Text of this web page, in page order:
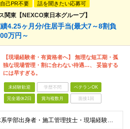
自己PR不要 話を聞きたい応募可
東【NEXCO東日本グループ】
4.25ヶ月分/住居手当(最大7～8割負
万円～
【現場経験者・有資格者へ】 無理な短工期・孤
独な現場管理・割に合わない待遇…、 妥協する
には早すぎる。
未経験歓迎 学歴不問 ベテランOK
完全週休2日 賞与複数月 面接1回
【土木系学部出身者・施工管理技士・現場経験者優遇！】 ■高卒以上 ■普通自動車運転免許（AT限定可）をお持ちの方 《 下記いずれかに該当する方歓迎 》 ◎土木系学科を卒業された方 ◎1・2級土木／